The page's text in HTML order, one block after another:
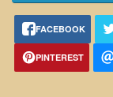
FACEBOOK
PINTEREST